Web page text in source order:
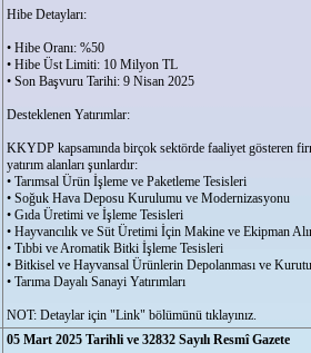
Hibe Detayları:
• Hibe Oranı: %50
• Hibe Üst Limiti: 10 Milyon TL
• Son Başvuru Tarihi: 9 Nisan 2025
Desteklenen Yatırımlar:
KKYDP kapsamında birçok sektörde faaliyet gösteren
yatırım alanları şunlardır:
• Tarımsal Ürün İşleme ve Paketleme Tesisleri
• Soğuk Hava Deposu Kurulumu ve Modernizasyonu
• Gıda Üretimi ve İşleme Tesisleri
• Hayvancılık ve Süt Üretimi İçin Makine ve Ekipman
• Tıbbi ve Aromatik Bitki İşleme Tesisleri
• Bitkisel ve Hayvansal Ürünlerin Depolanması ve
• Tarıma Dayalı Sanayi Yatırımları
NOT: Detaylar için "Link" bölümünü tıklayınız.
05 Mart 2025 Tarihli ve 32832 Sayılı Resmî Gazete